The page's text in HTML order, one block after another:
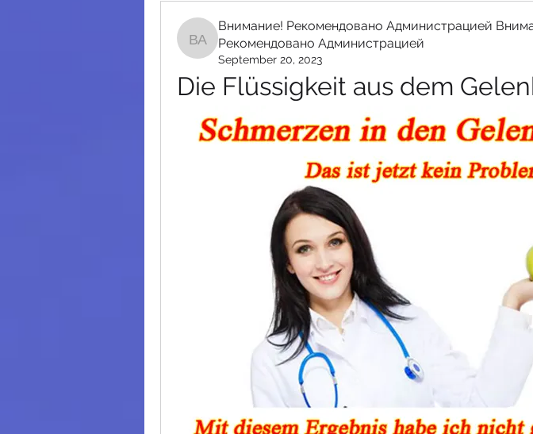
Внимание! Рекомендовано Администрацией
Внимание! Рекомендовано Администрацией
Рекомендовано Администрацией
September 20, 2023
Die Flüssigkeit aus dem